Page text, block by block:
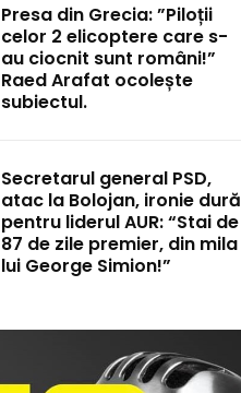
Presa din Grecia: ”Piloții
celor 2 elicoptere care s-
au ciocnit sunt români!”
Raed Arafat ocolește
subiectul.
Secretarul general PSD,
atac la Bolojan, ironie dură
pentru liderul AUR: “Stai de
87 de zile premier, din mila
lui George Simion!”